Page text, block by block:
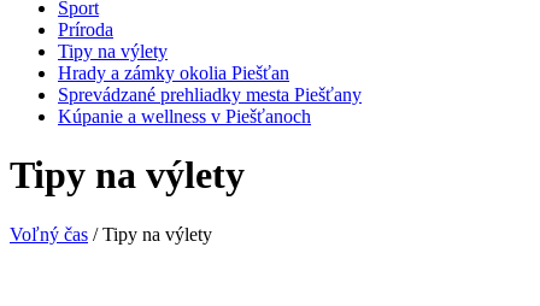
Šport
Príroda
Tipy na výlety
Hrady a zámky okolia Piešťan
Sprevádzané prehliadky mesta Piešťany
Kúpanie a wellness v Piešťanoch
Tipy na výlety
Voľný čas / Tipy na výlety